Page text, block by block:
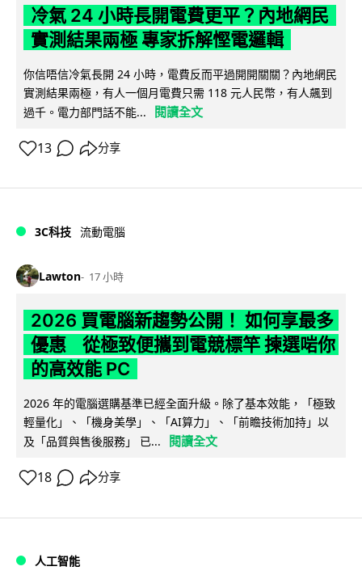
冷氣 24 小時長開電費更平？內地網民
實測結果兩極 專家拆解慳電邏輯
你信唔信冷氣長開 24 小時，電費反而平過開開關關？內地網民
實測結果兩極，有人一個月電費只需 118 元人民幣，有人飆到
過千。電力部門話不能...
閱讀全文
13 分享
3C科技 流動電腦
Lawton 17 小時
2026 買電腦新趨勢公開！ 如何享最多
優惠 從極致便攜到電競標竿 揀選啱你
的高效能 PC
2026 年的電腦選購基準已經全面升級。除了基本效能，「極致
輕量化」、「機身美學」、「AI算力」、「前瞻技術加持」以
及「品質與售後服務」 已...
閱讀全文
18 分享
人工智能